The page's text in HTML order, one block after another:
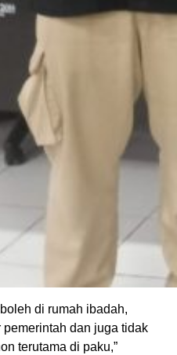
di rumah ibadah,
dan juga tidak
terutama di paku,”